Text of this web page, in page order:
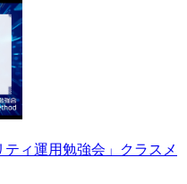
ィ運用勉強会」クラスメ